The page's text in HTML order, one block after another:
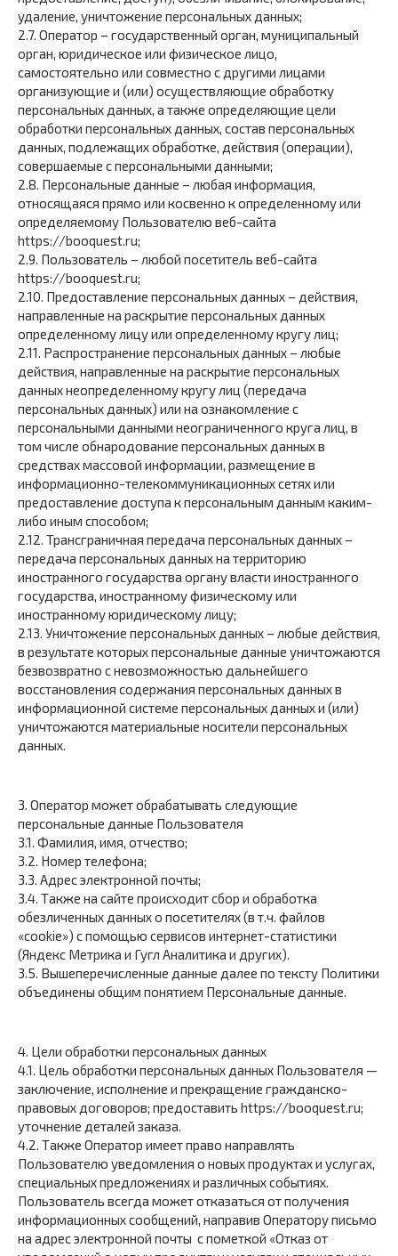
удаление, уничтожение персональных данных;
2.7. Оператор – государственный орган, муниципальный
орган, юридическое или физическое лицо,
самостоятельно или совместно с другими лицами
организующие и (или) осуществляющие обработку
персональных данных, а также определяющие цели
обработки персональных данных, состав персональных
данных, подлежащих обработке, действия (операции),
совершаемые с персональными данными;
2.8. Персональные данные – любая информация,
относящаяся прямо или косвенно к определенному или
определяемому Пользователю веб-сайта
https://booquest.ru;
2.9. Пользователь – любой посетитель веб-сайта
https://booquest.ru;
2.10. Предоставление персональных данных – действия,
направленные на раскрытие персональных данных
определенному лицу или определенному кругу лиц;
2.11. Распространение персональных данных – любые
действия, направленные на раскрытие персональных
данных неопределенному кругу лиц (передача
персональных данных) или на ознакомление с
персональными данными неограниченного круга лиц, в
том числе обнародование персональных данных в
средствах массовой информации, размещение в
информационно-телекоммуникационных сетях или
предоставление доступа к персональным данным каким-
либо иным способом;
2.12. Трансграничная передача персональных данных –
передача персональных данных на территорию
иностранного государства органу власти иностранного
государства, иностранному физическому или
иностранному юридическому лицу;
2.13. Уничтожение персональных данных – любые действия,
в результате которых персональные данные уничтожаются
безвозвратно с невозможностью дальнейшего
восстановления содержания персональных данных в
информационной системе персональных данных и (или)
уничтожаются материальные носители персональных
данных.
3. Оператор может обрабатывать следующие
персональные данные Пользователя
3.1. Фамилия, имя, отчество;
3.2. Номер телефона;
3.3. Адрес электронной почты;
3.4. Также на сайте происходит сбор и обработка
обезличенных данных о посетителях (в т.ч. файлов
«cookie») с помощью сервисов интернет-статистики
(Яндекс Метрика и Гугл Аналитика и других).
3.5. Вышеперечисленные данные далее по тексту Политики
объединены общим понятием Персональные данные.
4. Цели обработки персональных данных
4.1. Цель обработки персональных данных Пользователя —
заключение, исполнение и прекращение гражданско-
правовых договоров; предоставить https://booquest.ru;
уточнение деталей заказа.
4.2. Также Оператор имеет право направлять
Пользователю уведомления о новых продуктах и услугах,
специальных предложениях и различных событиях.
Пользователь всегда может отказаться от получения
информационных сообщений, направив Оператору письмо
на адрес электронной почты с пометкой «Отказ от